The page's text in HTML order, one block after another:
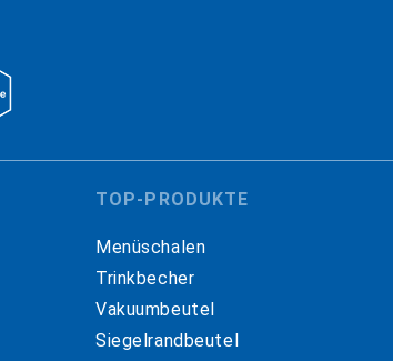
TOP-PRODUKTE
Menüschalen
Trinkbecher
Vakuumbeutel
Siegelrandbeutel